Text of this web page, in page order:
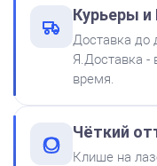
от 600
Курьеры
Доставка до
Я.Доставка -
время.
Чёткий
Клише на